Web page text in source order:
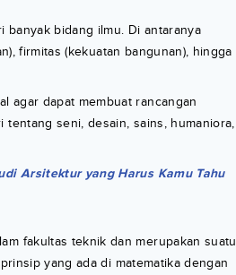
banyak bidang ilmu. Di antaranya
firmitas (kekuatan bangunan), hingga
agar dapat membuat rancangan
seni, desain, sains, humaniora,
Arsitektur yang Harus Kamu Tahu
fakultas teknik dan merupakan suatu
yang ada di matematika dengan